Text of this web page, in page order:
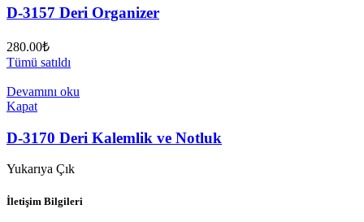
D-3157 Deri Organizer
280.00₺
Tümü satıldı
Devamını oku
Kapat
D-3170 Deri Kalemlik ve Notluk
Yukarıya Çık
İletişim Bilgileri